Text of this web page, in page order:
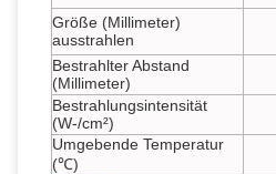
Größe (Millimeter)
ausstrahlen
Bestrahlter Abstand
(Millimeter)
Bestrahlungsintensität
(W-/cm²)
Umgebende Temperatur
(℃)